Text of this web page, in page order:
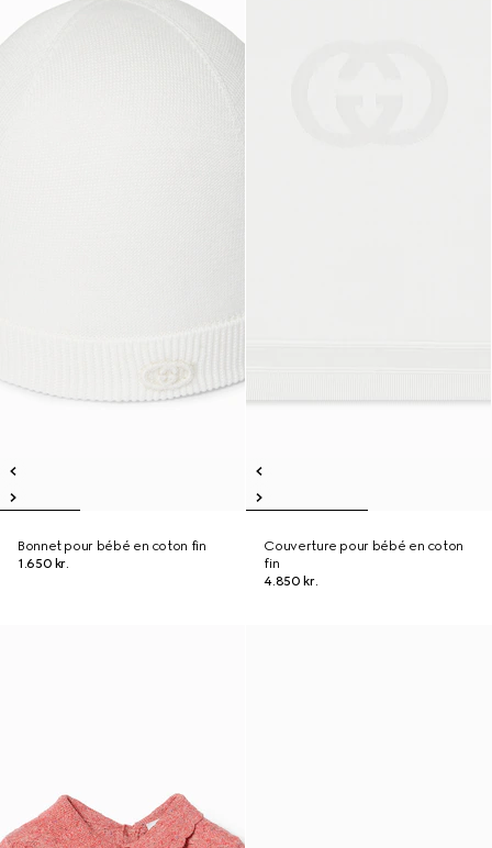
Bonnet pour bébé en coton fin
1.650 kr.
Couverture pour bébé en coton
fin
4.850 kr.